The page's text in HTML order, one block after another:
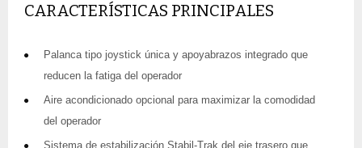
CARACTERÍSTICAS PRINCIPALES
Palanca tipo joystick única y apoyabrazos integrado que
reducen la fatiga del operador
Aire acondicionado opcional para maximizar la comodidad
del operador
Sistema de estabilización Stabil-Trak del eje trasero que